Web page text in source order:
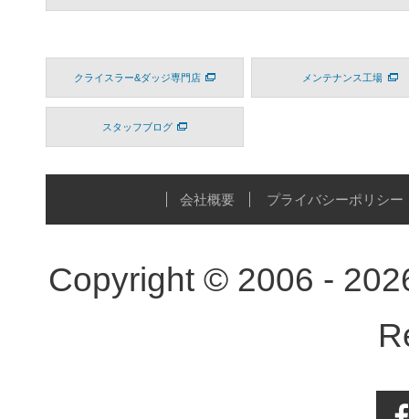
クライスラー&ダッジ専門店 メンテナンス工場
スタッフブログ
会社概要 プライバシーポリシー
Copyright © 2006 -